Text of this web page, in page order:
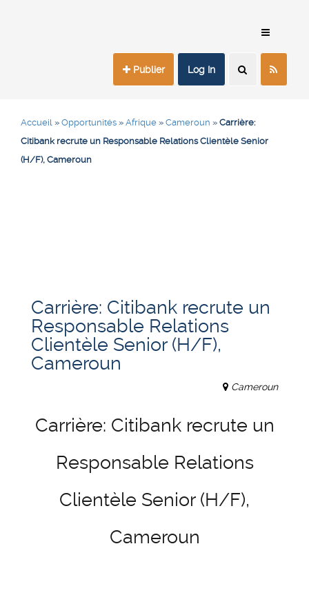
Publier Log In
Accueil » Opportunités » Afrique » Cameroun » Carrière:
Citibank recrute un Responsable Relations Clientèle Senior
(H/F), Cameroun
Carrière: Citibank recrute un
Responsable Relations
Clientèle Senior (H/F),
Cameroun
Cameroun
Carrière: Citibank recrute un
Responsable Relations
Clientèle Senior (H/F),
Cameroun